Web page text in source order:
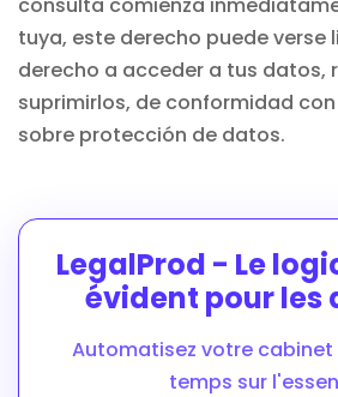
tuya, este derecho puede verse
derecho a acceder a tus datos,
suprimirlos, de conformidad
sobre protección de datos.
LegalProd - Le
évident pour les
Automatisez votre cabinet
temps sur